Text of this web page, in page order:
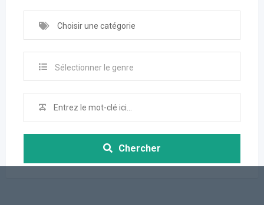
Choisir une catégorie
Sélectionner le genre
Chercher